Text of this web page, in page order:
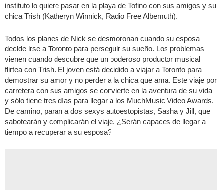
instituto lo quiere pasar en la playa de Tofino con sus amigos y su
chica Trish (Katheryn Winnick, Radio Free Albemuth).
Todos los planes de Nick se desmoronan cuando su esposa
decide irse a Toronto para perseguir su sueño. Los problemas
vienen cuando descubre que un poderoso productor musical
flirtea con Trish. El joven está decidido a viajar a Toronto para
demostrar su amor y no perder a la chica que ama. Este viaje por
carretera con sus amigos se convierte en la aventura de su vida
y sólo tiene tres días para llegar a los MuchMusic Video Awards.
De camino, paran a dos sexys autoestopistas, Sasha y Jill, que
sabotearán y complicarán el viaje. ¿Serán capaces de llegar a
tiempo a recuperar a su esposa?